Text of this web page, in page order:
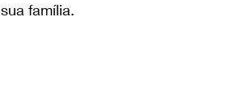
sua família.